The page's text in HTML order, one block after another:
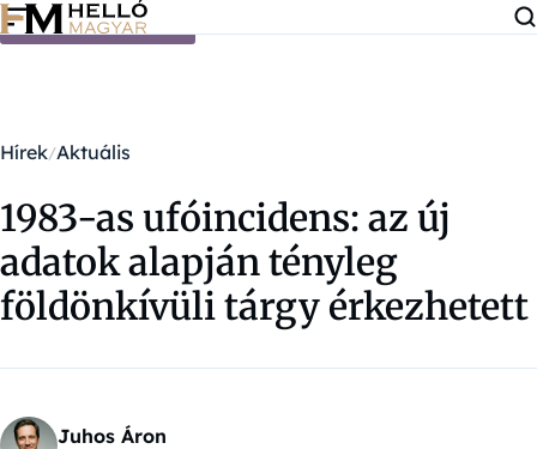
Ugrás a tartalomra
Hírek Aktuális
1983-as ufóincidens: az új
adatok alapján tényleg
földönkívüli tárgy érkezhetett
Juhos Áron